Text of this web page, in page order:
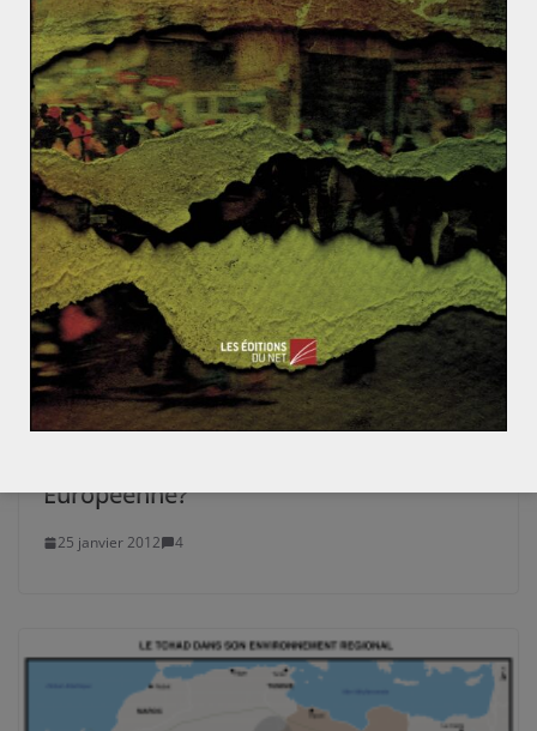
Le Brésil touché par de violentes manifestations
La hantise du déclin en France : mythe, réalité ou ar
me politique ?
Les pays arabes, futurs investisseurs en
Afrique ?
11 octobre 2010 0
Quels sont les buts de l’embargo sur le
Européenne?
25 janvier 2012 4